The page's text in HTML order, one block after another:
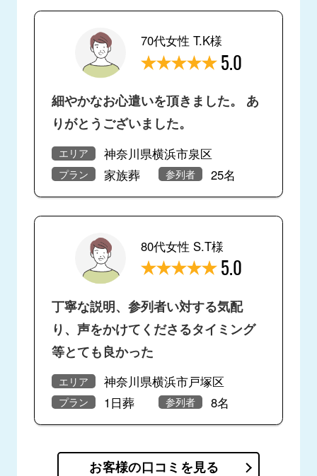
70代女性 T.K様
5.0
細やかなお心遣いを頂きました。 あ
りがとうございました。
エリア 神奈川県横浜市泉区
プラン 家族葬 参列者 25名
80代女性 S.T様
5.0
丁寧な説明、参列者い対する気配
り、声をかけてくださるタイミング
等とても良かった
エリア 神奈川県横浜市戸塚区
プラン 1日葬 参列者 8名
お客様の口コミを見る